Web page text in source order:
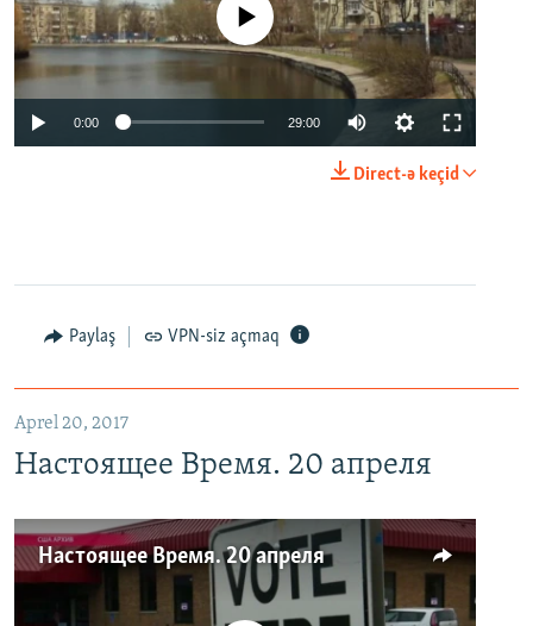
No media source currently available
0:00 29:00
Direct-ə keçid
Paylaş VPN-siz açmaq
Aprel 20, 2017
Настоящее Время. 20 апреля
Настоящее Время. 20 апреля